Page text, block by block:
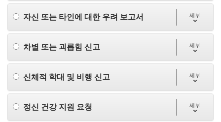
자신 또는 타인에 대한 우려 보고서 세부
차별 또는 괴롭힘 신고 세부
신체적 학대 및 비행 신고 세부
정신 건강 지원 요청 세부